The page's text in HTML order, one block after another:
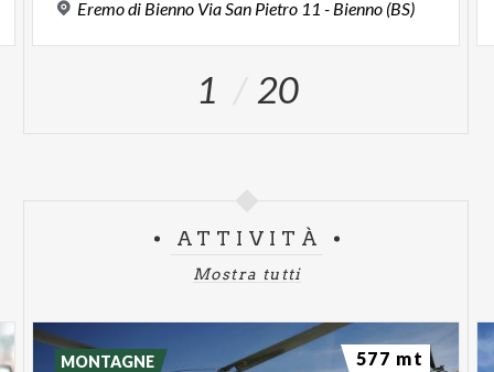
Eremodi Bienno Via San Pietro 11 - Bienno (BS)
1 20
ATTIVITÀ
Mostra tutti
MONTAGNE 577 mt